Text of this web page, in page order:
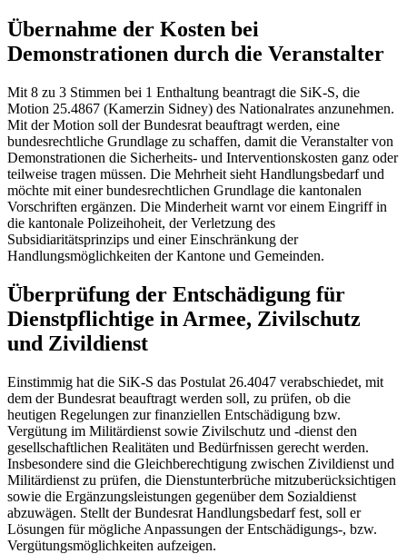
Übernahme der Kosten bei
Demonstrationen durch die Veranstalter
Mit 8 zu 3 Stimmen bei 1 Enthaltung beantragt die SiK-S, die
Motion 25.4867 (Kamerzin Sidney) des Nationalrates anzunehmen.
Mit der Motion soll der Bundesrat beauftragt werden, eine
bundesrechtliche Grundlage zu schaffen, damit die Veranstalter von
Demonstrationen die Sicherheits- und Interventionskosten ganz oder
teilweise tragen müssen. Die Mehrheit sieht Handlungsbedarf und
möchte mit einer bundesrechtlichen Grundlage die kantonalen
Vorschriften ergänzen. Die Minderheit warnt vor einem Eingriff in
die kantonale Polizeihoheit, der Verletzung des
Subsidiaritätsprinzips und einer Einschränkung der
Handlungsmöglichkeiten der Kantone und Gemeinden.
Überprüfung der Entschädigung für
Dienstpflichtige in Armee, Zivilschutz
und Zivildienst
Einstimmig hat die SiK-S das Postulat 26.4047 verabschiedet, mit
dem der Bundesrat beauftragt werden soll, zu prüfen, ob die
heutigen Regelungen zur finanziellen Entschädigung bzw.
Vergütung im Militärdienst sowie Zivilschutz und -dienst den
gesellschaftlichen Realitäten und Bedürfnissen gerecht werden.
Insbesondere sind die Gleichberechtigung zwischen Zivildienst und
Militärdienst zu prüfen, die Dienstunterbrüche mitzuberücksichtigen
sowie die Ergänzungsleistungen gegenüber dem Sozialdienst
abzuwägen. Stellt der Bundesrat Handlungsbedarf fest, soll er
Lösungen für mögliche Anpassungen der Entschädigungs-, bzw.
Vergütungsmöglichkeiten aufzeigen.